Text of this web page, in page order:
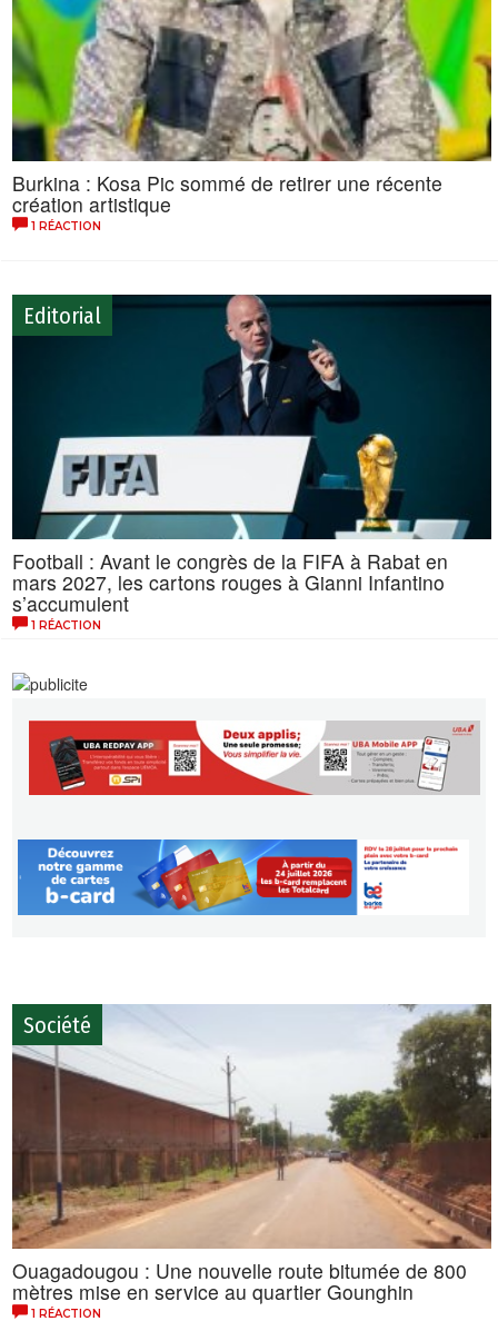
Burkina : Kosa Pic sommé de retirer une récente
création artistique
1 RÉACTION
Editorial
Football : Avant le congrès de la FIFA à Rabat en
mars 2027, les cartons rouges à Gianni Infantino
s’accumulent
1 RÉACTION
Société
Ouagadougou : Une nouvelle route bitumée de 800
mètres mise en service au quartier Gounghin
1 RÉACTION